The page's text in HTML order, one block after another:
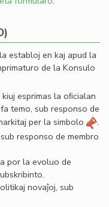
establoj en kaj apud la
de la Konsulo
esprimas la oﬁcialan
temo, sub responso de
per la simbolo
.
responso de membro
por la evoluo de
novaĵoj, sub